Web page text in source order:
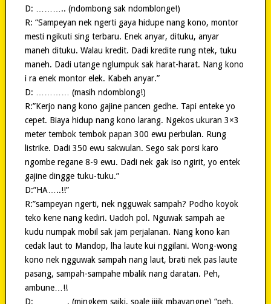
D: ……….. (ndombong sak ndomblonge!)
R: “Sampeyan nek ngerti gaya hidupe nang kono, montor
mesti ngikuti sing terbaru. Enek anyar, dituku, anyar
maneh dituku. Walau kredit. Dadi kredite rung ntek, tuku
maneh. Dadi utange nglumpuk sak harat-harat. Nang kono
i ra enek montor elek. Kabeh anyar.”
D: ………… (masih ndomblong!)
R:”Kerjo nang kono gajine pancen gedhe. Tapi enteke yo
cepet. Biaya hidup nang kono larang. Ngekos ukuran 3×3
meter tembok tembok papan 300 ewu perbulan. Rung
listrike. Dadi 350 ewu sakwulan. Sego sak porsi karo
ngombe regane 8-9 ewu. Dadi nek gak iso ngirit, yo entek
gajine dingge tuku-tuku.”
D:”HA…..!!”
R:”sampeyan ngerti, nek ngguwak sampah? Podho koyok
teko kene nang kediri. Uadoh pol. Nguwak sampah ae
kudu numpak mobil sak jam perjalanan. Nang kono kan
cedak laut to Mandop, lha laute kui nggilani. Wong-wong
kono nek ngguwak sampah nang laut, brati nek pas laute
pasang, sampah-sampahe mbalik nang daratan. Peh,
ambune…!!
D:…………. (mingkem saiki, soale jijik mbayangne) “peh,